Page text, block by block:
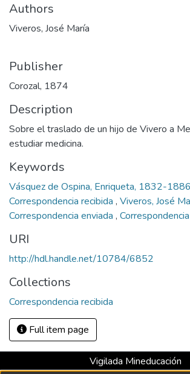
Authors
Viveros, José María
Publisher
Corozal, 1874
Description
Sobre el traslado de un hijo de Vivero a
estudiar medicina.
Keywords
Vásquez de Ospina, Enriqueta, 1832-
Correspondencia recibida , Viveros, José
Correspondencia enviada ,
URI
http://hdl.handle.net/10784/6852
Collections
Correspondencia recibida
Full item page
Vigilada Mineducación